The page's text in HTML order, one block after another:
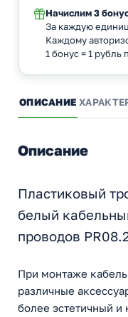
Начислим 3
За каждую
Каждому
1 бонус = 1
ОПИСАНИЕ
Описание
Пластиковый
белый
проводов
При монтаже
различные
более эстетичный